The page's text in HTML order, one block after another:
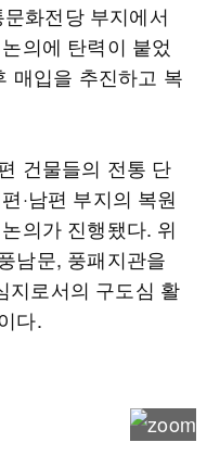
화전당 부지에서
의에 탄력이 붙었
매입을 추진하고 복
건물들의 전통 단
·남편 부지의 복원
의가 진행됐다. 위
남문, 풍패지관을
지로서의 구도심 활
다.